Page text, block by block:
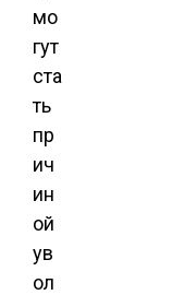
мо
гут
ста
ть
пр
ич
ин
ой
ув
ол